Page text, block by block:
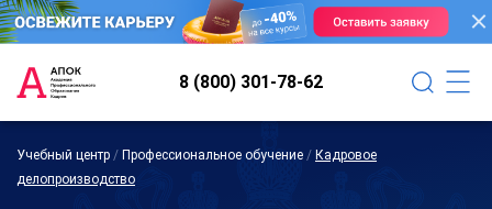
8 (800) 301-78-62
Учебный центр / Профессиональное обучение / Кадровое
делопроизводство